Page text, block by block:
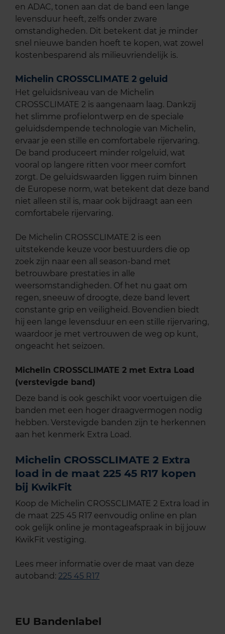
en ADAC, tonen aan dat de band een lange
levensduur heeft, zelfs onder zware
omstandigheden. Dit betekent dat je minder
snel nieuwe banden hoeft te kopen, wat zowel
kostenbesparend als milieuvriendelijk is.
Michelin CROSSCLIMATE 2 geluid
Het geluidsniveau van de Michelin
CROSSCLIMATE 2 is aangenaam laag. Dankzij
het slimme profielontwerp en de speciale
geluidsdempende technologie van Michelin,
ervaar je een stille en comfortabele rijervaring.
De band produceert minder rolgeluid, wat
vooral op langere ritten voor meer comfort
zorgt. De geluidswaarden liggen ruim binnen
de Europese norm, wat betekent dat deze band
niet alleen stil is, maar ook bijdraagt aan een
comfortabele rijervaring.
De Michelin CROSSCLIMATE 2 is een
uitstekende keuze voor bestuurders die op
zoek zijn naar een all season-band met
betrouwbare prestaties in alle
weersomstandigheden. Of het nu gaat om
regen, sneeuw of droogte, deze band levert
constante grip en veiligheid. Bovendien biedt
hij een lange levensduur en een stille rijervaring,
waardoor je met vertrouwen de weg op kunt,
ongeacht het seizoen.
Michelin CROSSCLIMATE 2 met Extra Load
(verstevigde band)
Deze band is ook geschikt voor voertuigen die
banden met een hoger draagvermogen nodig
hebben. Verstevigde banden zijn te herkennen
aan het kenmerk Extra Load.
Michelin CROSSCLIMATE 2 Extra
load in de maat 225 45 R17 kopen
bij KwikFit
Koop de Michelin CROSSCLIMATE 2 Extra load in
de maat 225 45 R17 eenvoudig online en plan
ook gelijk online je montageafspraak in bij jouw
KwikFit vestiging.
Lees meer informatie over de maat van deze
autoband: 225 45 R17
EU Bandenlabel